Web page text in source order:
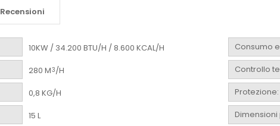
Recensioni
10KW / 34.200 BTU/H / 8.600 KCAL/H
280 M3/H
0,8 KG/H
15 L
Consumo
Controllo
Protezione: